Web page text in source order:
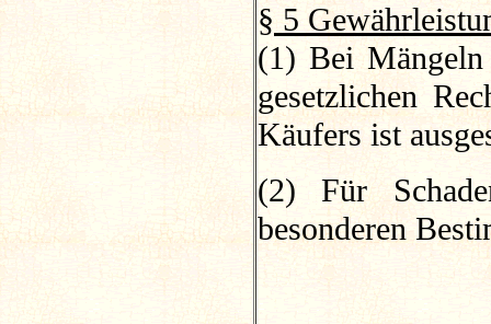
§ 5
(1) Bei
gesetzlichen
Käufers ist
(2) Für
besonderen